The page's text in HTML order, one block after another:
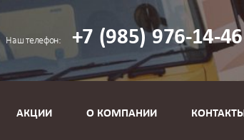
Наш телефон: +7 (985) 976-14-46
АКЦИИ О КОМПАНИИ КОНТАКТЫ